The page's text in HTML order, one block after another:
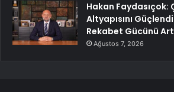
Hakan Faydasıçok:
Altyapısını
Rekabet Gücünü
Ağustos 7, 2026